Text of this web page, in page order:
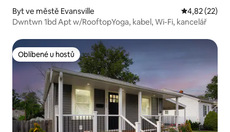
Byt ve městě Evansville Průměrné
4,82 (22)
Dwntwn 1bd Apt w/RooftopYoga, kabel, Wi-Fi, kancelář
Oblíbené u hostů
Oblíbené u hostů